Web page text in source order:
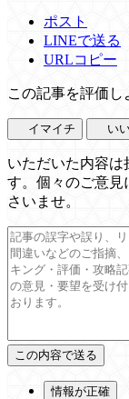
ポスト
LINEで送る
URLコピー
この記事を評価し
イマイチ い
いただいた内容は
す。個々のご意見
さいませ。
情報が正確